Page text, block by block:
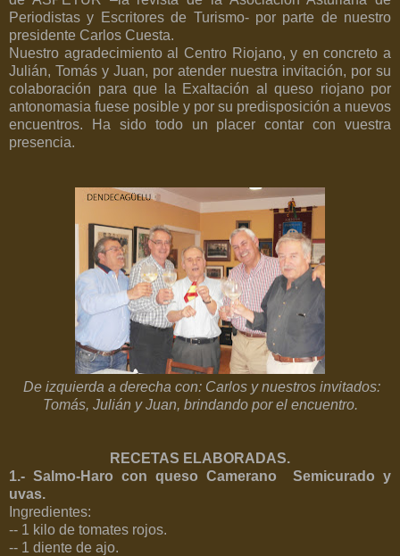
Periodistas y Escritores de Turismo- por parte de nuestro
presidente Carlos Cuesta.
Nuestro agradecimiento al Centro Riojano, y en concreto a
Julián, Tomás y Juan, por atender nuestra invitación, por su
colaboración para que la Exaltación al queso riojano por
antonomasia fuese posible y por su predisposición a nuevos
encuentros. Ha sido todo un placer contar con vuestra
presencia.
De izquierda a derecha con: Carlos y nuestros invitados:
Tomás, Julián y Juan, brindando por el encuentro.
RECETAS ELABORADAS.
1.- Salmo-Haro con queso Camerano Semicurado y
uvas.
Ingredientes:
-- 1 kilo de tomates rojos.
-- 1 diente de ajo.